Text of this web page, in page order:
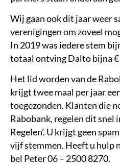
Wij gaan ook dit jaar weer
verenigingen om zoveel
In 2019 was iedere stem
totaal ontving Dalto bijna
Het lid worden van de
krijgt twee maal per jaar
toegezonden. Klanten die
Rabobank, regelen dit snel
Regelen’. U krijgt geen
vijf stemmen. Heeft u hulp
bel Peter 06 – 2500 8270.